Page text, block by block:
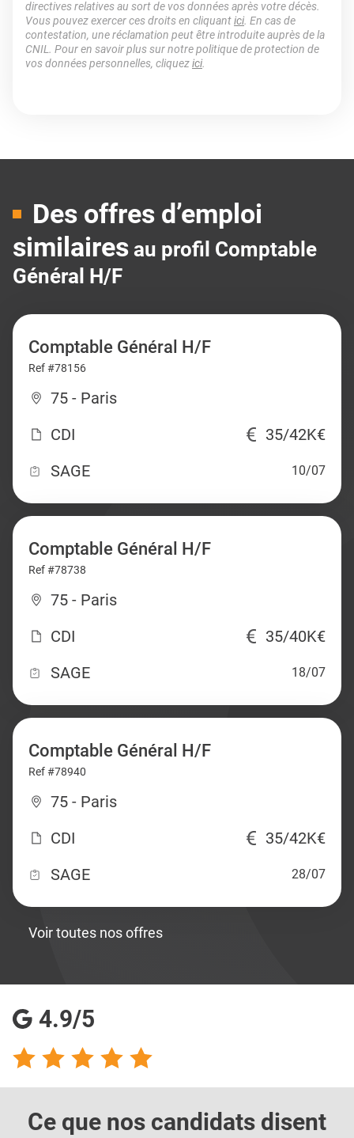
directives relatives au sort de vos données après votre décès.
Vous pouvez exercer ces droits en cliquantici. En cas de
contestation, une réclamation peut être introduite auprès de la
CNIL. Pour en savoir plus sur notre politique de protection de
vos données personnelles, cliquezici.
Des offres d’emploi
similaires au profil Comptable
Général H/F
Comptable Général H/F
Ref #78156
75 - Paris
CDI
35/42K€
SAGE
10/07
Comptable Général H/F
Ref #78738
75 - Paris
CDI
35/40K€
SAGE
18/07
Comptable Général H/F
Ref #78940
75 - Paris
CDI
35/42K€
SAGE
28/07
Voir toutes nos offres
4.9/5
Ce que nos candidats disent